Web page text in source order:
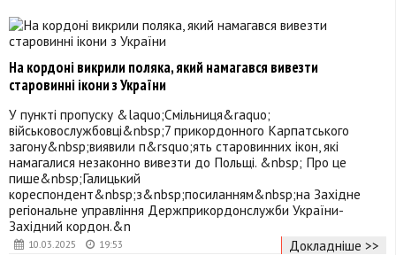
10.03.2025 19:53
На кордоні викрили поляка, який намагався вивезти
старовинні ікони з України
У пункті пропуску &laquo;Смільниця&raquo;
військовослужбовці&nbsp;7 прикордонного Карпатського
загону&nbsp;виявили п&rsquo;ять старовинних ікон, які
намагалися незаконно вивезти до Польщі. &nbsp; Про це
пише&nbsp;Галицький
кореспондент&nbsp;з&nbsp;посиланням&nbsp;на Західне
регіональне управління Держприкордонслужби України-
Західний кордон.&n
Докладніше >>